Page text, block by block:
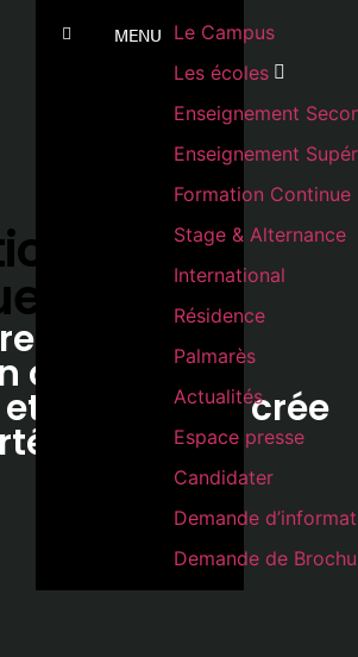
MENU Le Campus
Les écoles
Enseignement
Enseignement
Formation Continue
Stage & Alternance
International
Résidence
Palmarès
Actualités
Espace presse
Candidater
Demande
Demande de
monde, la
crée de la
la mobilité crée